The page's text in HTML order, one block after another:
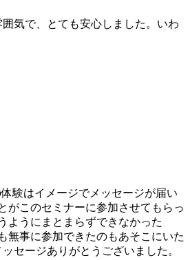
気で、とても安心しました。いわ
験はイメージでメッセージが届い
がこのセミナーに参加させてもらっ
ようにまとまらずできなかった
無事に参加できたのもあそこにいた
セージありがとうございました。